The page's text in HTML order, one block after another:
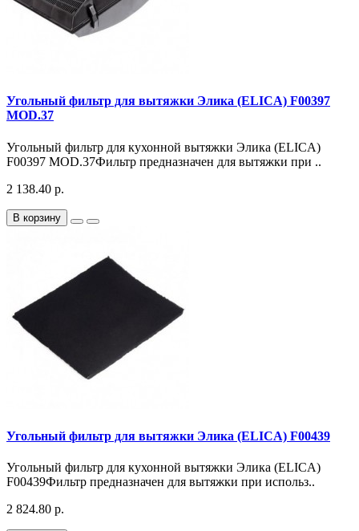
Угольный фильтр для вытяжки Элика (ELICA) F00397
MOD.37
Угольный фильтр для кухонной вытяжки Элика (ELICA)
F00397 MOD.37Фильтр предназначен для вытяжки при ..
2 138.40 р.
В корзину
Угольный фильтр для вытяжки Элика (ELICA) F00439
Угольный фильтр для кухонной вытяжки Элика (ELICA)
F00439Фильтр предназначен для вытяжки при использ..
2 824.80 р.